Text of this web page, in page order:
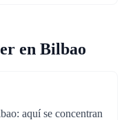
en Bilbao
aquí se concentran